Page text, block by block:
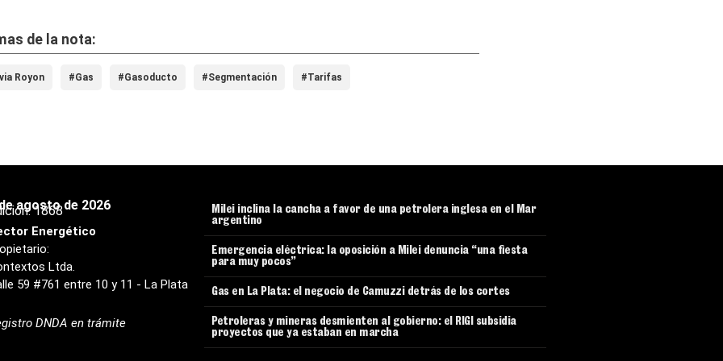
de la nota:
Royon #Gas #Gasoducto #Segmentación #Tarifas
agosto de 2026
1868
Energético
Ltda.
59 #761 entre 10 y 11 - La Plata
DNDA en trámite
Milei inclina la cancha a favor de una petrolera inglesa en el Mar
argentino
Emergencia eléctrica: la oposición a Milei denuncia “una fiesta
para muy pocos”
Gas en La Plata: el negocio de Camuzzi detrás de los cortes
Petroleras y mineras desmienten al gobierno: el RIGI subsidia
proyectos que ya estaban en marcha